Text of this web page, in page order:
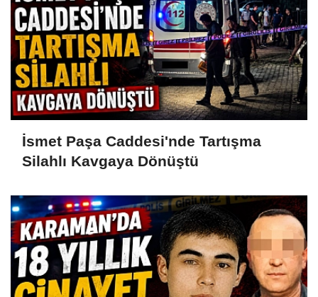
İsmet Paşa Caddesi'nde Tartışma
Silahlı Kavgaya Dönüştü